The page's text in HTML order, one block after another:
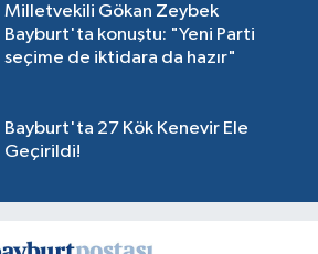
Milletvekili Gökan Zeybek
Bayburt'ta konuştu: "Yeni Parti
seçime de iktidara da hazır"
Bayburt'ta 27 Kök Kenevir Ele
Geçirildi!